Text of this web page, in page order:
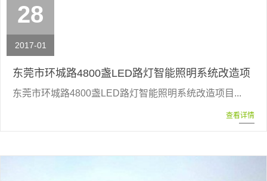
28
2017-01
东莞市环城路4800盏LED路灯智能照明系统改造项
东莞市环城路4800盏LED路灯智能照明系统改造项目...
查看详情